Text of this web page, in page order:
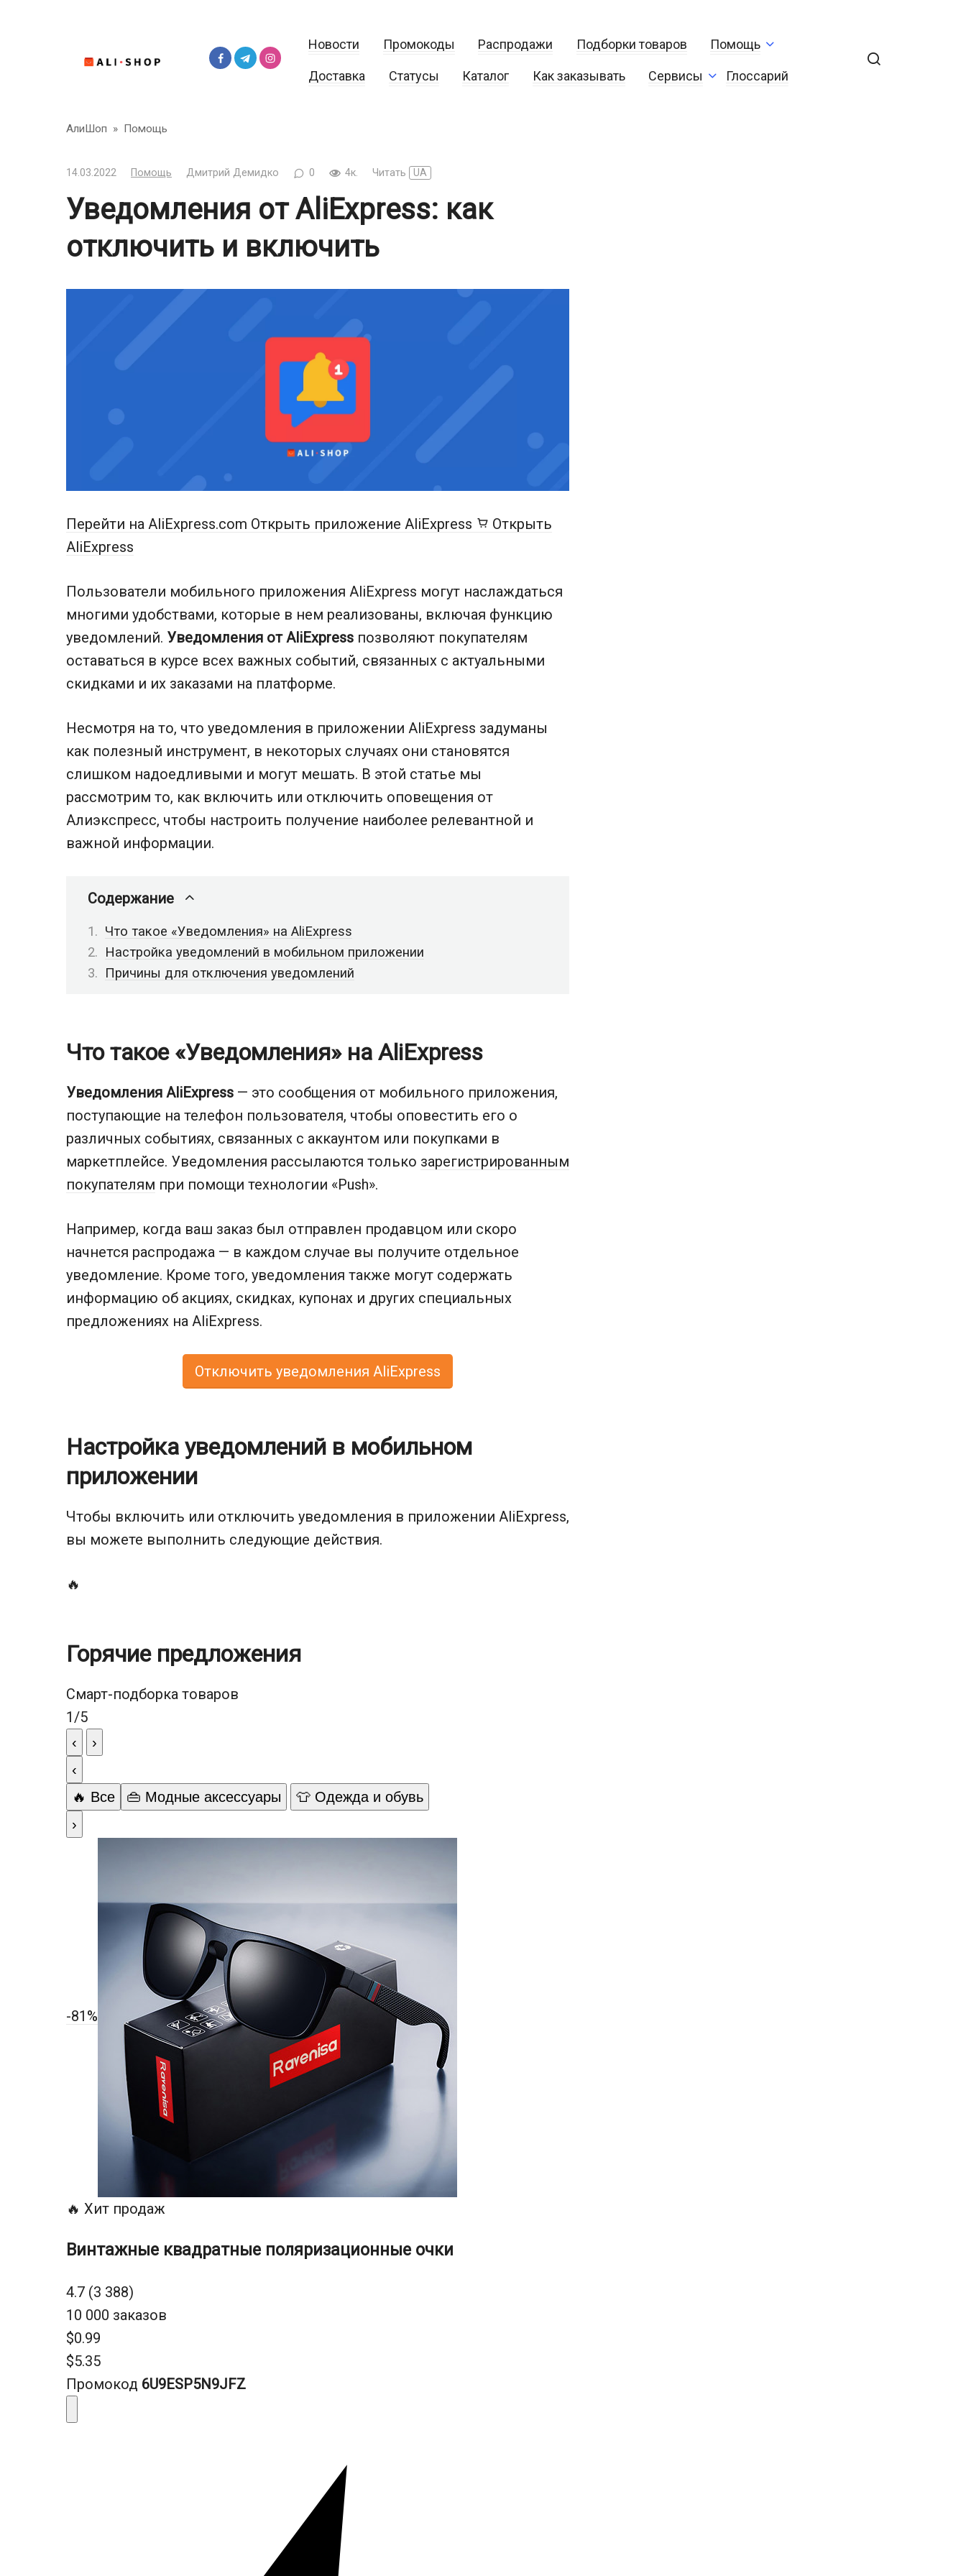
Новости Промокоды Распродажи Подборки товаров Помощь
Доставка Статусы Каталог Как заказывать Сервисы Глоссарий
АлиШоп » Помощь
14.03.2022 Помощь Дмитрий Демидко 0 4к. Читать UA
Уведомления от AliExpress: как
отключить и включить
Перейти на AliExpress.com Открыть приложение AliExpress
Открыть
AliExpress
Пользователи мобильного приложения AliExpress могут наслаждаться
многими удобствами, которые в нем реализованы, включая функцию
уведомлений. Уведомления от AliExpress позволяют покупателям
оставаться в курсе всех важных событий, связанных с актуальными
скидками и их заказами на платформе.
Несмотря на то, что уведомления в приложении AliExpress задуманы
как полезный инструмент, в некоторых случаях они становятся
слишком надоедливыми и могут мешать. В этой статье мы
рассмотрим то, как включить или отключить оповещения от
Алиэкспресс, чтобы настроить получение наиболее релевантной и
важной информации.
Содержание
Что такое «Уведомления» на AliExpress
Настройка уведомлений в мобильном приложении
Причины для отключения уведомлений
Что такое «Уведомления» на AliExpress
Уведомления AliExpress — это сообщения от мобильного приложения,
поступающие на телефон пользователя, чтобы оповестить его о
различных событиях, связанных с аккаунтом или покупками в
маркетплейсе. Уведомления рассылаются только зарегистрированным
покупателям при помощи технологии «Push».
Например, когда ваш заказ был отправлен продавцом или скоро
начнется распродажа — в каждом случае вы получите отдельное
уведомление. Кроме того, уведомления также могут содержать
информацию об акциях, скидках, купонах и других специальных
предложениях на AliExpress.
Отключить уведомления AliExpress
Настройка уведомлений в мобильном
приложении
Чтобы включить или отключить уведомления в приложении AliExpress,
вы можете выполнить следующие действия.
🔥
Горячие предложения
Смарт-подборка товаров
1/5
‹
›
‹
🔥 Все
👜 Модные аксессуары
👕 Одежда и обувь
›
-81%
🔥 Хит продаж
Винтажные квадратные поляризационные очки
4.7 (3 388)
10 000 заказов
$0.99
$5.35
Промокод 6U9ESP5N9JFZ